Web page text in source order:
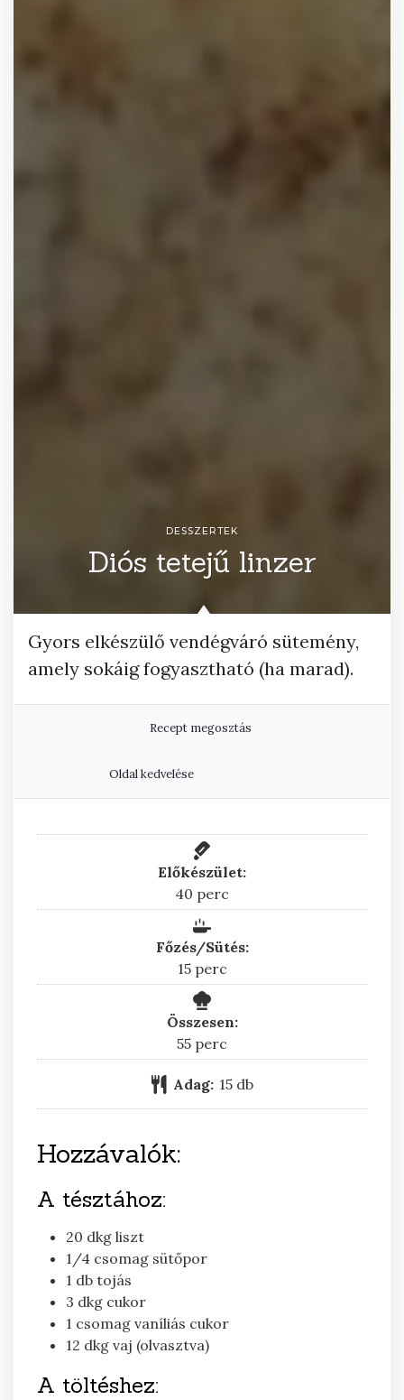
DESSZERTEK
Diós tetejű linzer
Gyors elkészülő vendégváró sütemény,
amely sokáig fogyasztható (ha marad).
Recept megosztás
Oldal kedvelése
Előkészület:
40 perc
perc
Főzés/Sütés:
15perc
perc
Összesen:
55perc
perc
Adag: 15 db
Hozzávalók:
A tésztához:
20 dkg liszt
1/4 csomag sütőpor
1 db tojás
3 dkg cukor
1 csomag vaníliás cukor
12 dkg vaj (olvasztva)
A töltéshez: